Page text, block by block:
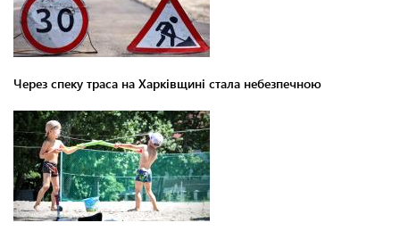
Через спеку траса на Харківщині стала небезпечною